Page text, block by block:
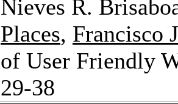
Nieves R.
Places, Francisco
of User Friendly
29-38